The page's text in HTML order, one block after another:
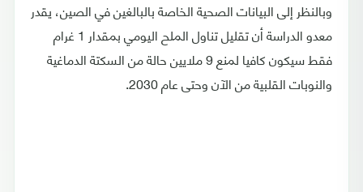
وبالنظر إلى البيانات الصحية الخاصة بالبالغين في الصين، يقدر
معدو الدراسة أن تقليل تناول الملح اليومي بمقدار 1 غرام
فقط سيكون كافيا لمنع 9 ملايين حالة من السكتة الدماغية
والنوبات القلبية من الآن وحتى عام 2030.